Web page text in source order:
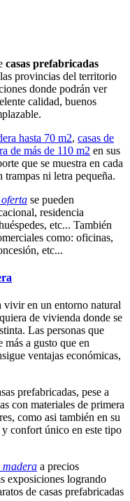
casas prefabricadas
provincias del territorio
donde podrán ver
calidad, buenos
hasta 70 m2, casas de
de más de 110 m2 en sus
que se muestra en cada
ni letra pequeña.
se pueden
residencia
etc... También
como: oficinas,
etc...
vivir en un entorno natural
de vivienda donde se
Las personas que
más a gusto que en
ventajas económicas,
prefabricadas, pese a
con materiales de primera
como asi también en su
confort único en este tipo
madera a precios
exposiciones logrando
de casas prefabricadas